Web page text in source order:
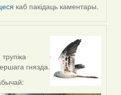
каб пакідаць каментары.
гнязда.